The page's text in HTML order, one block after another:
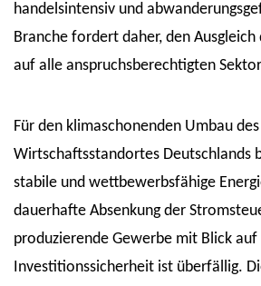
handelsintensiv und
Branche fordert daher, den Ausgleich
auf alle anspruchsberechtigten
Für den klimaschonenden Umbau des
Wirtschaftsstandortes Deutschlands
stabile und wettbewerbsfähige
dauerhafte Absenkung der
produzierende Gewerbe mit Blick auf
Investitionssicherheit ist überfällig.